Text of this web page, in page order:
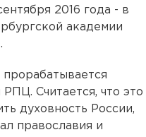
2016 года - в
академии
прорабатывается
Считается, что это
духовность России,
православия и